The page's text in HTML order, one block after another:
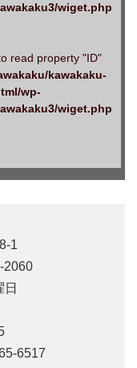
wiget.php
read property "ID"
kawakaku-
wp-
wiget.php
1
2060
6517